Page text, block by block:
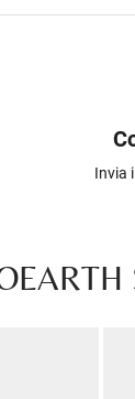
Invia